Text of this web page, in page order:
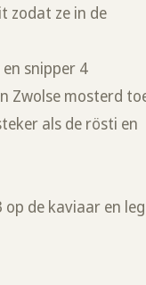
zodat ze in de
snipper 4
Zwolse mosterd
als de rösti en
de kaviaar en leg